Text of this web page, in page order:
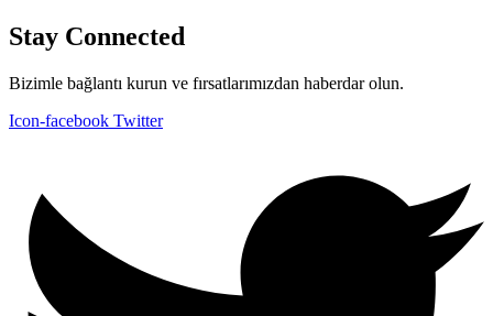
Stay Connected
Bizimle bağlantı kurun ve fırsatlarımızdan haberdar olun.
Icon-facebook Twitter